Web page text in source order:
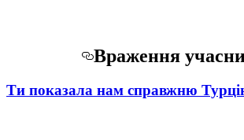
Враження
Ти показала нам справжню